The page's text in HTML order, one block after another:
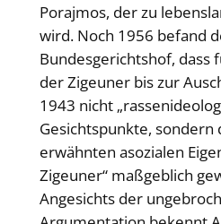
Porajmos, der zu
wird. Noch 1956 befand
Bundesgerichtshof, dass
der Zigeuner bis zur
1943 nicht
Gesichtspunkte, sondern
erwähnten asozialen
Zigeuner“ maßgeblich
Angesichts der